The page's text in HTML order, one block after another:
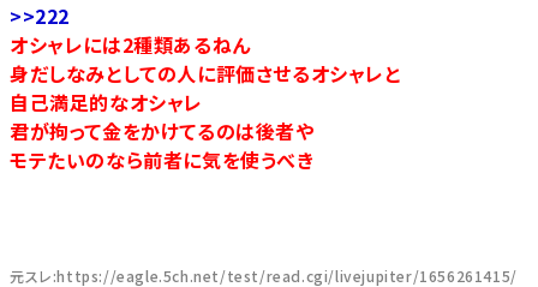
>>222
オシャレには2種類あるねん
身だしなみとしての人に評価させるオシャレと
自己満足的なオシャレ
君が拘って金をかけてるのは後者や
モテたいのなら前者に気を使うべき
元スレ:https://eagle.5ch.net/test/read.cgi/livejupiter/1656261415/